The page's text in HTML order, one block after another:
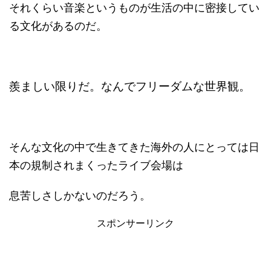
それくらい音楽というものが生活の中に密接してい
る文化があるのだ。
羨ましい限りだ。なんでフリーダムな世界観。
そんな文化の中で生きてきた海外の人にとっては日
本の規制されまくったライブ会場は
息苦しさしかないのだろう。
スポンサーリンク